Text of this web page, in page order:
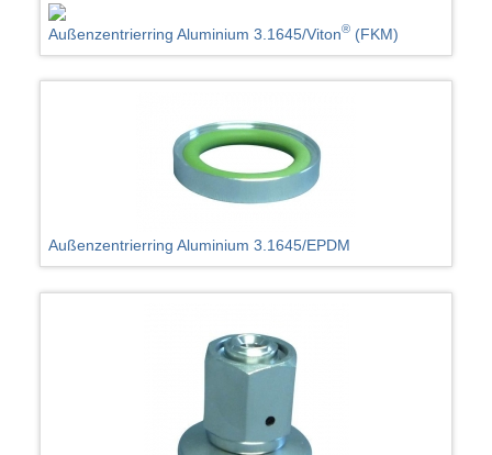
Außenzentrierring Aluminium 3.1645/Viton® (FKM)
Außenzentrierring Aluminium 3.1645/EPDM